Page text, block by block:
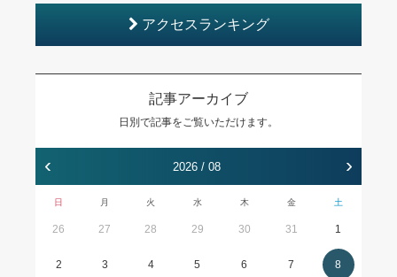
アクセスランキング
記事アーカイブ
日別で記事をご覧いただけます。
‹ 2026 / 08 ›
日 月 火 水 木 金 土
26 27 28 29 30 31 1
2 3 4 5 6 7 8